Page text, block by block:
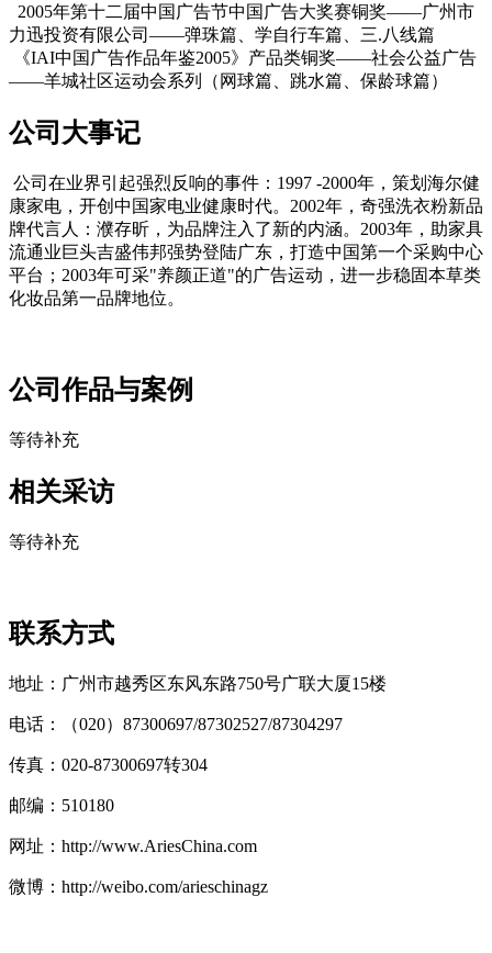
2005年第十二届中国广告节中国广告大奖赛铜奖——广州市
力迅投资有限公司——弹珠篇、学自行车篇、三.八线篇
《IAI中国广告作品年鉴2005》产品类铜奖——社会公益广告
——羊城社区运动会系列（网球篇、跳水篇、保龄球篇）
公司大事记
公司在业界引起强烈反响的事件：1997 -2000年，策划海尔健
康家电，开创中国家电业健康时代。2002年，奇强洗衣粉新品
牌代言人：濮存昕，为品牌注入了新的内涵。2003年，助家具
流通业巨头吉盛伟邦强势登陆广东，打造中国第一个采购中心
平台；2003年可采"养颜正道"的广告运动，进一步稳固本草类
化妆品第一品牌地位。
公司作品与案例
等待补充
相关采访
等待补充
联系方式
地址：广州市越秀区东风东路750号广联大厦15楼
电话：（020）87300697/87302527/87304297
传真：020-87300697转304
邮编：510180
网址：http://www.AriesChina.com
微博：http://weibo.com/arieschinagz